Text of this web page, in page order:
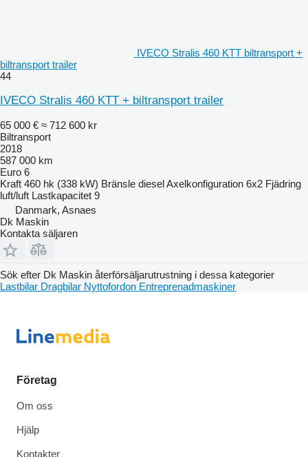
IVECO Stralis 460 KTT biltransport +
biltransport trailer
44
IVECO Stralis 460 KTT + biltransport trailer
65 000 € ≈ 712 600 kr
Biltransport
2018
587 000 km
Euro 6
Kraft 460 hk (338 kW) Bränsle dieselAxelkonfiguration 6x2 Fjädring
luft/luft Lastkapacitet 9
Danmark, Asnaes
Dk Maskin
Kontakta säljaren
Sök efter Dk Maskin återförsäljarutrustning i dessa kategorier
Lastbilar Dragbilar Nyttofordon Entreprenadmaskiner
Företag
Om oss
Hjälp
Kontakter